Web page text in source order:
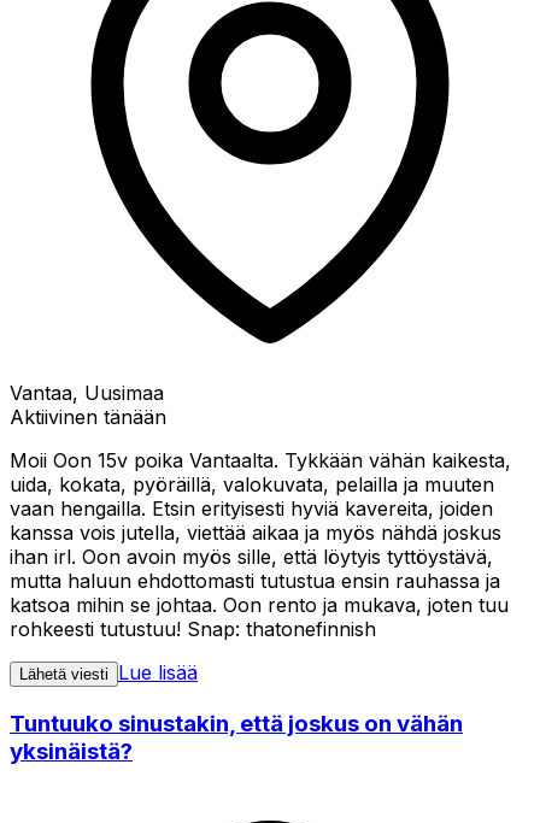
Vantaa, Uusimaa
Aktiivinen tänään
Moii Oon 15v poika Vantaalta. Tykkään vähän kaikesta,
uida, kokata, pyöräillä, valokuvata, pelailla ja muuten
vaan hengailla. Etsin erityisesti hyviä kavereita, joiden
kanssa vois jutella, viettää aikaa ja myös nähdä joskus
ihan irl. Oon avoin myös sille, että löytyis tyttöystävä,
mutta haluun ehdottomasti tutustua ensin rauhassa ja
katsoa mihin se johtaa. Oon rento ja mukava, joten tuu
rohkeesti tutustuu! Snap: thatonefinnish
Lähetä viesti Lue lisää
Tuntuuko sinustakin, että joskus on vähän
yksinäistä?